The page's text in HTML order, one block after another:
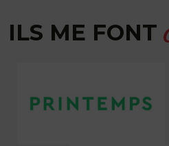
ILS ME FONT